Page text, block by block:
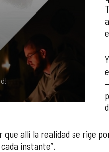
allí la realidad se rige
instante”.